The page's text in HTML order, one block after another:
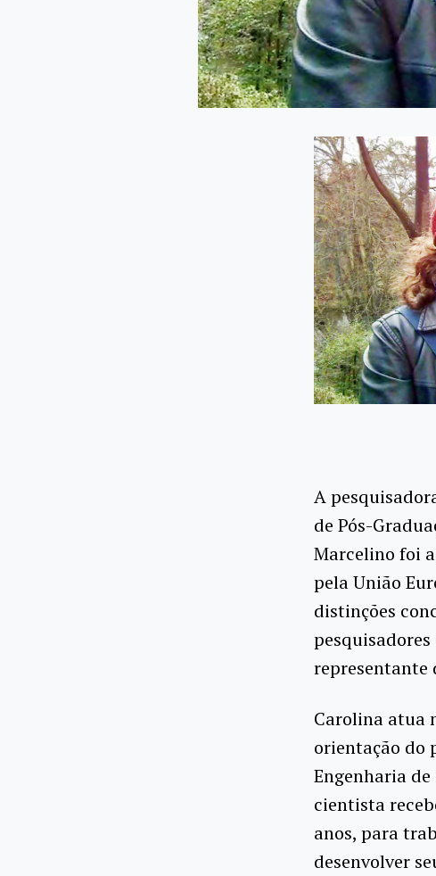
A
de Pós-
Marcelino foi
pela União
distinções
representante
Carolina atua
orientação do
Engenharia de
cientista
anos, para
desenvolver